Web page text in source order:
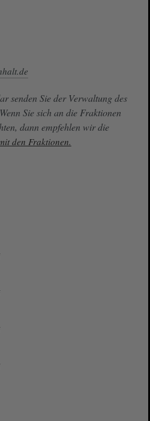
senden Sie der Verwaltung des
Sie sich an die Fraktionen
dann empfehlen wir die
den Fraktionen.